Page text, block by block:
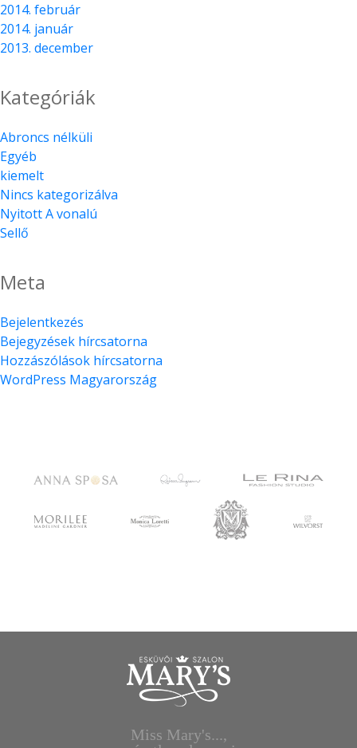
2014. február
2014. január
2013. december
Kategóriák
Abroncs nélküli
Egyéb
kiemelt
Nincs kategorizálva
Nyitott A vonalú
Sellő
Meta
Bejelentkezés
Bejegyzések hírcsatorna
Hozzászólások hírcsatorna
WordPress Magyarország
Miss Mary's...,